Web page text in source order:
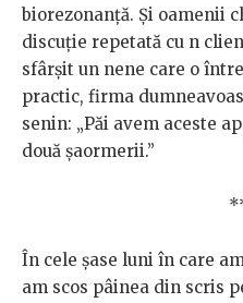
biorezonanță. Și oamenii
discuție repetată cu n
sfârșit un nene care o
practic, firma
senin: „Păi avem aceste
două șaormerii.”
În cele șase luni în care
am scos pâinea din scris